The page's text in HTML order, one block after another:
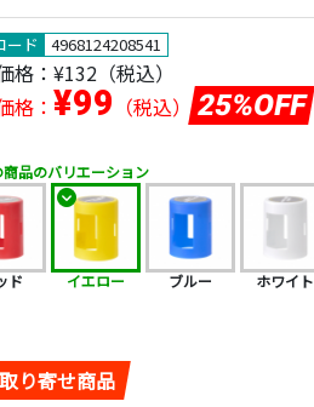
ード 4968124208541
格： ¥132 （税込）
格： ¥99 （税込） 25%OFF
商品のバリエーション
ド イエロー ブルー ホワイト
取り寄せ商品